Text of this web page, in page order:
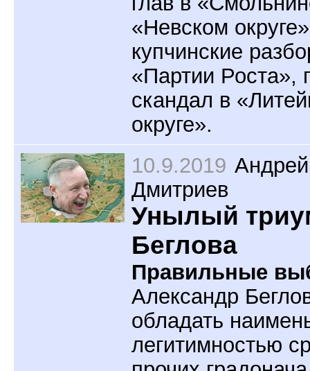
«Невском
купчинские
«Партии Роста»,
скандал в
округе».
10.9.2019 Андрей
Дмитриев
Унылый
Беглова
Правильные
Александр
обладать
легитимностью